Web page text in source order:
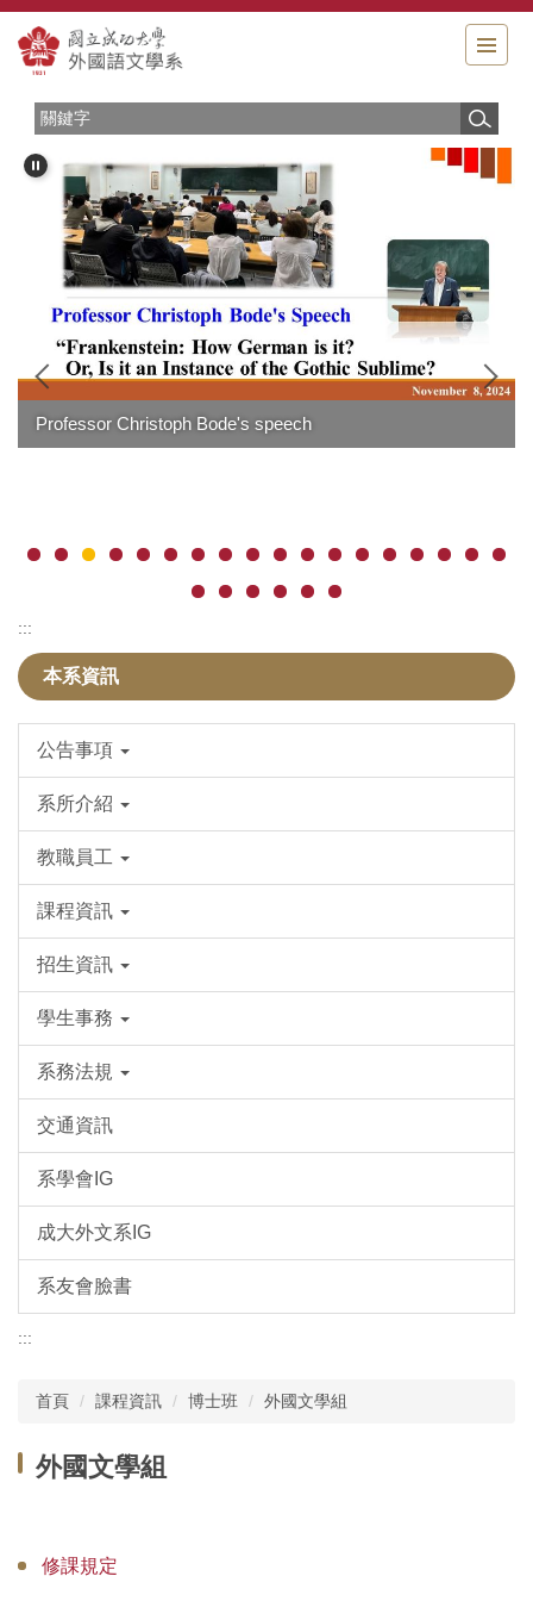
跳
到
主
區
Professor Christoph Bode's speech
:::
本系資訊
公告事項
系所介紹
教職員工
課程資訊
招生資訊
學生事務
系務法規
交通資訊
系學會IG
成大外文系IG
系友會臉書
:::
首頁 課程資訊 博士班 外國文學組
外國文學組
修課規定